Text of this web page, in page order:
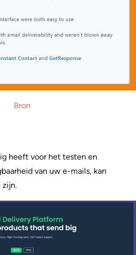
Bron
heeft voor het testen en
van uw e-mails, kan
zijn.